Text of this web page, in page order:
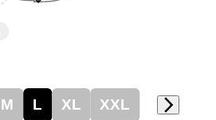
M L XL XXL